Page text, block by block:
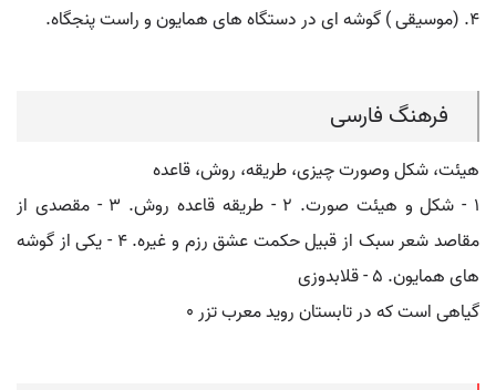
۴. (موسیقی ) گوشه ای در دستگاه های همایون و راست پنجگاه.
فرهنگ فارسی
هیئت، شکل وصورت چیزی، طریقه، روش، قاعده
۱ - شکل و هیئت صورت. ۲ - طریقه قاعده روش. ۳ - مقصدی از
مقاصد شعر سبک از قبیل حکمت عشق رزم و غیره. ۴ - یکی از گوشه
های همایون. ۵ - قلابدوزی
گیاهی است که در تابستان روید معرب تزر ٠